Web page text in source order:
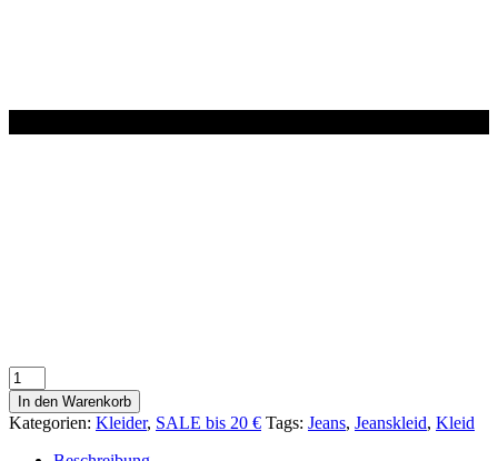
Jeanskleid
HELL
Menge
In den Warenkorb
Kategorien: Kleider, SALE bis 20 € Tags: Jeans, Jeanskleid, Kleid